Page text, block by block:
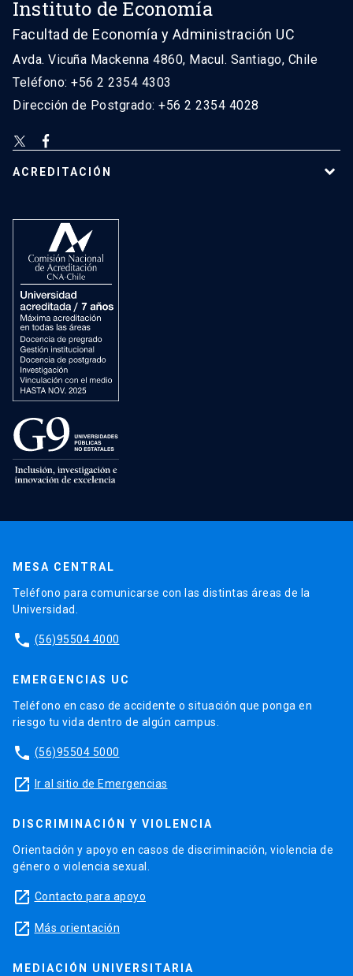
Instituto de Economía
Facultad de Economía y Administración UC
Avda. Vicuña Mackenna 4860, Macul. Santiago, Chile
Teléfono: +56 2 2354 4303
Dirección de Postgrado: +56 2 2354 4028
ACREDITACIÓN
MESA CENTRAL
Teléfono para comunicarse con las distintas áreas de la
Universidad.
phone (56)95504 4000
EMERGENCIAS UC
Teléfono en caso de accidente o situación que ponga en
riesgo tu vida dentro de algún campus.
phone (56)95504 5000
launch Ir al sitio de Emergencias
DISCRIMINACIÓN Y VIOLENCIA
Orientación y apoyo en casos de discriminación, violencia de
género o violencia sexual.
launch Contacto para apoyo
launch Más orientación
MEDIACIÓN UNIVERSITARIA